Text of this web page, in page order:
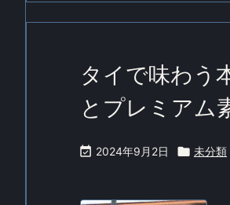
タイで味わう
とプレミアム
 2024年9月2日  未分類